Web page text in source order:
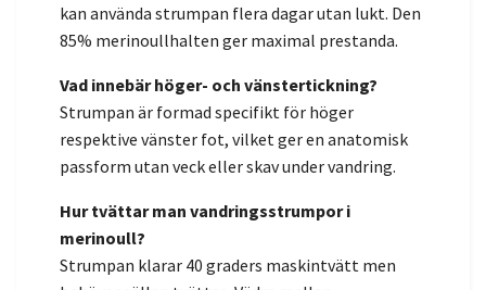
kan använda strumpan flera dagar utan lukt. Den
85% merinoullhalten ger maximal prestanda.
Vad innebär höger- och vänstertickning?
Strumpan är formad specifikt för höger
respektive vänster fot, vilket ger en anatomisk
passform utan veck eller skav under vandring.
Hur tvättar man vandringsstrumpor i
merinoull?
Strumpan klarar 40 graders maskintvätt men